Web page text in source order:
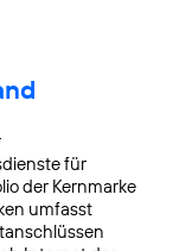
für
der Kernmarke
umfasst